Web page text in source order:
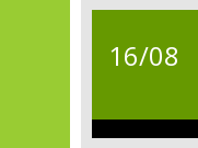
16/08